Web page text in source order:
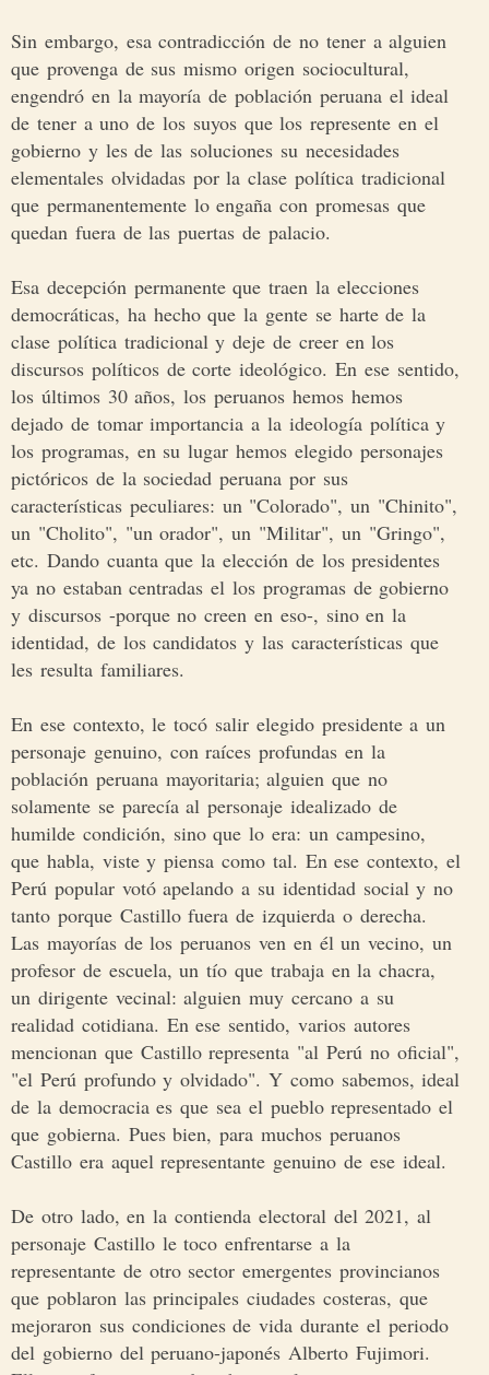
Sin embargo, esa contradicción de no tener a alguien
que provenga de sus mismo origen sociocultural,
engendró en la mayoría de población peruana el ideal
de tener a uno de los suyos que los represente en el
gobierno y les de las soluciones su necesidades
elementales olvidadas por la clase política tradicional
que permanentemente lo engaña con promesas que
quedan fuera de las puertas de palacio.
Esa decepción permanente que traen la elecciones
democráticas, ha hecho que la gente se harte de la
clase política tradicional y deje de creer en los
discursos políticos de corte ideológico. En ese sentido,
los últimos 30 años, los peruanos hemos hemos
dejado de tomar importancia a la ideología política y
los programas, en su lugar hemos elegido personajes
pictóricos de la sociedad peruana por sus
características peculiares: un "Colorado", un "Chinito",
un "Cholito", "un orador", un "Militar", un "Gringo",
etc. Dando cuanta que la elección de los presidentes
ya no estaban centradas el los programas de gobierno
y discursos -porque no creen en eso-, sino en la
identidad, de los candidatos y las características que
les resulta familiares.
En ese contexto, le tocó salir elegido presidente a un
personaje genuino, con raíces profundas en la
población peruana mayoritaria; alguien que no
solamente se parecía al personaje idealizado de
humilde condición, sino que lo era: un campesino,
que habla, viste y piensa como tal. En ese contexto, el
Perú popular votó apelando a su identidad social y no
tanto porque Castillo fuera de izquierda o derecha.
Las mayorías de los peruanos ven en él un vecino, un
profesor de escuela, un tío que trabaja en la chacra,
un dirigente vecinal: alguien muy cercano a su
realidad cotidiana. En ese sentido, varios autores
mencionan que Castillo representa "al Perú no oficial",
"el Perú profundo y olvidado". Y como sabemos, ideal
de la democracia es que sea el pueblo representado el
que gobierna. Pues bien, para muchos peruanos
Castillo era aquel representante genuino de ese ideal.
De otro lado, en la contienda electoral del 2021, al
personaje Castillo le toco enfrentarse a la
representante de otro sector emergentes provincianos
que poblaron las principales ciudades costeras, que
mejoraron sus condiciones de vida durante el periodo
del gobierno del peruano-japonés Alberto Fujimori.